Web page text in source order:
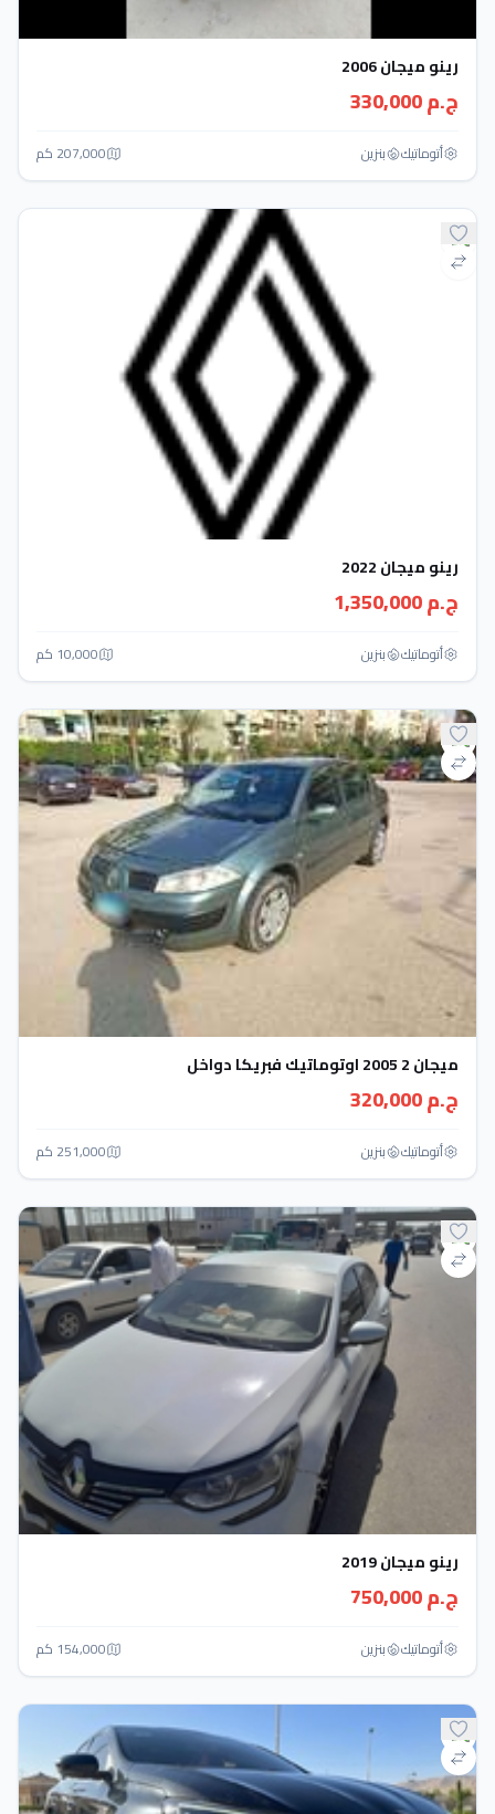
رينو ميجان 2006
ج.م 330,000
أتوماتيك‎ بنزين 207,000 كم
رينو ميجان 2022
ج.م 1,350,000
أتوماتيك‎ بنزين 10,000 كم
ميجان 2 2005 اوتوماتيك فبريكا دواخل
ج.م 320,000
أتوماتيك‎ بنزين 251,000 كم
رينو ميجان 2019
ج.م 750,000
أتوماتيك‎ بنزين 154,000 كم